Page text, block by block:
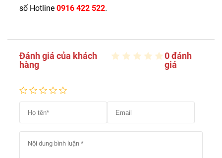
số Hotline 0916 422 522.
Đánh giá của khách
hàng
0 đánh
giá